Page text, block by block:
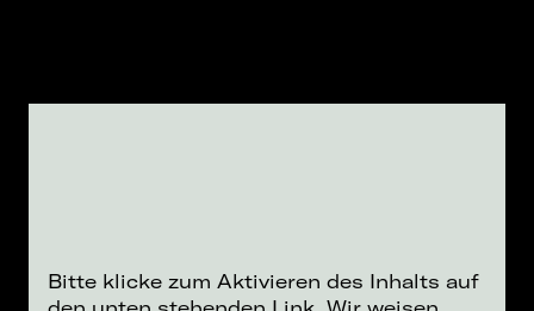
Bitte klicke zum Aktivieren des Inhalts auf